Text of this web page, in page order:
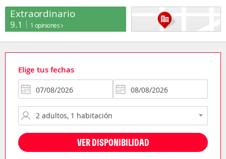
Extraordinario
9.1 1 opiniones
Elige tus fechas
VER DISPONIBILIDAD